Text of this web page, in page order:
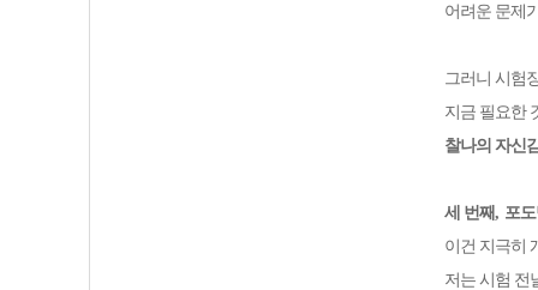
어려운 문제
그러니 시험
지금 필요한
찰나의 자신
세 번째, 포
이건 지극히
저는 시험 전